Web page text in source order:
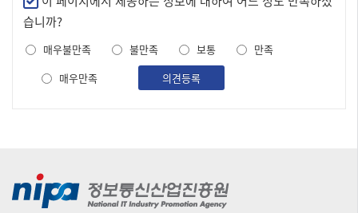
족
도
조
습니까?
매우불만족 불만족 보통
만족
매우만족
의견등록